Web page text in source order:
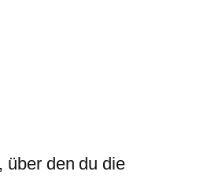
über den du die